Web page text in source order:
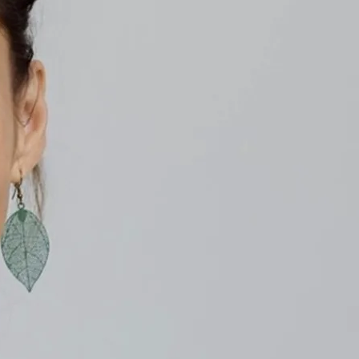
Notfall- und Akutmedizin
Intensivmedizin,
Akut- und Notfallmedizin.
der Deutschen Gesellschaft
und Akutmedizin e.V.